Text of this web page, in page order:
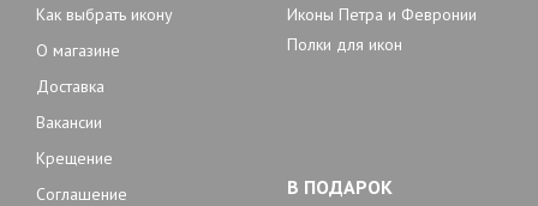
Как выбрать икону
О магазине
Доставка
Вакансии
Крещение
Соглашение
Иконы Петра и Февронии
Полки для икон
В ПОДАРОК